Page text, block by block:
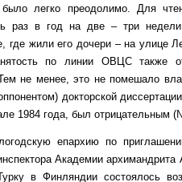
легко преодолимо. Для
раз в год на две – три
где жили его дочери – на улице
по линии ОВЦС также
не менее, это не помешало
докторской
1984 года, был отрицательным
епархию по
Академии
в Финляндии состоялось